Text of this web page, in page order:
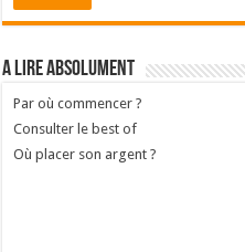
A lire absolument
Par où commencer ?
Consulter le best of
Où placer son argent ?